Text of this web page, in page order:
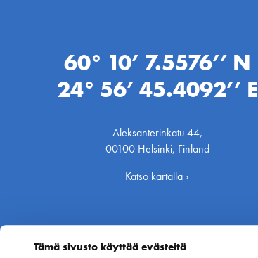
Tämä sivusto käyttää evästeitä
60° 10’ 7.5576’’ N
24° 56’ 45.4092’’ E
Aleksanterinkatu 44,
00100 Helsinki, Finland
Katso kartalla ›